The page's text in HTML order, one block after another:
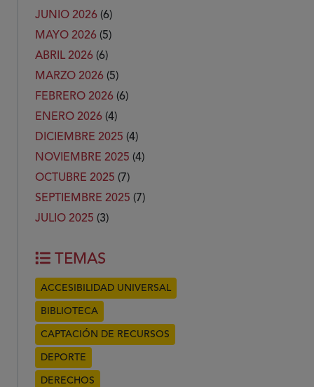
JUNIO 2026 (6)
MAYO 2026 (5)
ABRIL 2026 (6)
MARZO 2026 (5)
FEBRERO 2026 (6)
ENERO 2026 (4)
DICIEMBRE 2025 (4)
NOVIEMBRE 2025 (4)
OCTUBRE 2025 (7)
SEPTIEMBRE 2025 (7)
JULIO 2025 (3)
TEMAS
ACCESIBILIDAD UNIVERSAL
BIBLIOTECA
CAPTACIÓN DE RECURSOS
DEPORTE
DERECHOS